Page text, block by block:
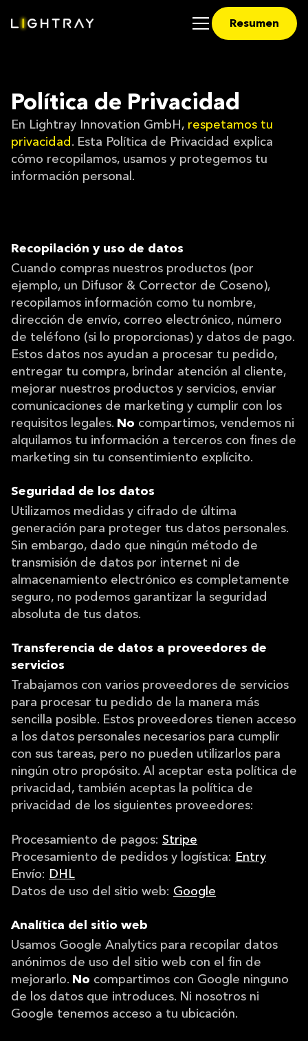
Resumen
Política de Privacidad
En Lightray Innovation GmbH, respetamos tu
privacidad . Esta Política de Privacidad explica
cómo recopilamos, usamos y protegemos tu
información personal.
Recopilación y uso de datos
Cuando compras nuestros productos (por
ejemplo, un Difusor & Corrector de Coseno),
recopilamos información como tu nombre,
dirección de envío, correo electrónico, número
de teléfono (si lo proporcionas) y datos de pago.
Estos datos nos ayudan a procesar tu pedido,
entregar tu compra, brindar atención al cliente,
mejorar nuestros productos y servicios, enviar
comunicaciones de marketing y cumplir con los
requisitos legales. No compartimos, vendemos ni
alquilamos tu información a terceros con fines de
marketing sin tu consentimiento explícito.
Seguridad de los datos
Utilizamos medidas y cifrado de última
generación para proteger tus datos personales.
Sin embargo, dado que ningún método de
transmisión de datos por internet ni de
almacenamiento electrónico es completamente
seguro, no podemos garantizar la seguridad
absoluta de tus datos.
Transferencia de datos a proveedores de
servicios
Trabajamos con varios proveedores de servicios
para procesar tu pedido de la manera más
sencilla posible. Estos proveedores tienen acceso
a los datos personales necesarios para cumplir
con sus tareas, pero no pueden utilizarlos para
ningún otro propósito. Al aceptar esta política de
privacidad, también aceptas la política de
privacidad de los siguientes proveedores:
Procesamiento de pagos: Stripe
Procesamiento de pedidos y logística: Entry
Envío: DHL
Datos de uso del sitio web: Google
Analítica del sitio web
Usamos Google Analytics para recopilar datos
anónimos de uso del sitio web con el fin de
mejorarlo. No compartimos con Google ninguno
de los datos que introduces. Ni nosotros ni
Google tenemos acceso a tu ubicación.